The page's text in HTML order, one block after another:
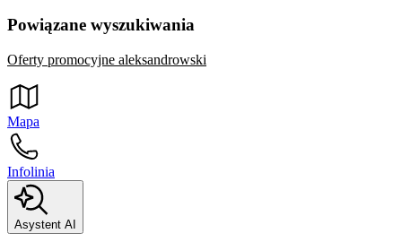
Powiązane wyszukiwania
Oferty promocyjne aleksandrowski
Mapa
Infolinia
Asystent AI